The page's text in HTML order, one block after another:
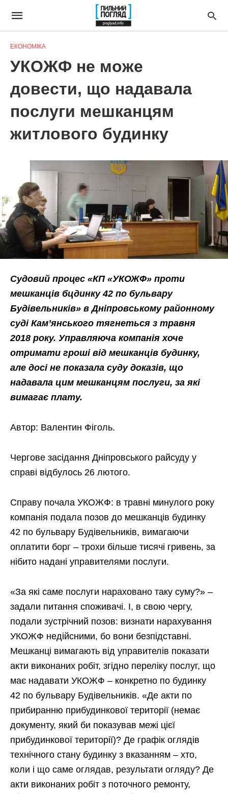
ЕКОНОМІКА
УКОЖФ не може
довести, що надавала
послуги мешканцям
житлового будинку
Судовий процес «КП «УКОЖФ» проти
мешканців бцдинку 42 по бульвару
Будівельників» в Дніпровському районному
суді Кам’янського тягнеться з травня
2018 року. Управляюча компанія хоче
отримати гроші від мешканців будинку,
але досі не показала суду доказів, що
надавала цим мешканцям послуги, за які
вимагає плату.
Автор: Валентин Фіголь.
Чергове засідання Дніпровського райсуду у
справі відбулось 26 лютого.
Справу почала УКОЖФ: в травні минулого року
компанія подала позов до мешканців будинку
42 по бульвару Будівельників, вимагаючи
оплатити борг – трохи більше тисячі гривень, за
нібито надані управителями послуги.
«За які саме послуги нараховано таку суму?» –
задали питання споживачі. І, в свою чергу,
подали зустрічний позов: визнати нарахування
УКОЖФ недійсними, бо вони безпідставні.
Мешканці вимагають від управителів показати
акти виконаних робіт, згідно переліку послуг, що
має надавати УКОЖФ – конкретно по будинку
42 по бульвару Будівельників. «Де акти по
прибиранню прибудинкової території (немає
документу, який би показував межі цієї
прибудинкової території)? Де графік оглядів
технічного стану будинку з вказанням – хто,
коли і що саме оглядав, результати огляду? Де
акти виконаних робіт з поточного ремонту,